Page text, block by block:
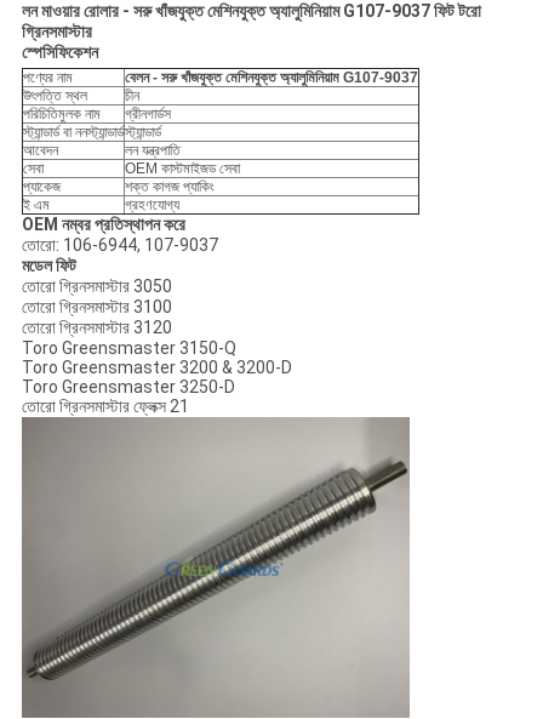
লন মাওয়ার রোলার - সরু খাঁজযুক্ত মেশিনযুক্ত অ্যালুমিনিয়াম G107-9037 ফিট টরো
গ্রিনসমাস্টার
স্পেসিফিকেশন
পণ্যের নাম
বেলন - সরু খাঁজযুক্ত মেশিনযুক্ত অ্যালুমিনিয়াম G107-9037
উৎপত্তি স্থল
চীন
পরিচিতিমুলক নাম
গ্রীনগার্ডস
স্ট্যান্ডার্ড বা ননস্ট্যান্ডার্ডস্ট্যান্ডার্ড
আবেদন
লন যন্ত্রপাতি
সেবা
OEM কাস্টমাইজড সেবা
প্যাকেজ
শক্ত কাগজ প্যাকিং
ই এম
গ্রহণযোগ্য
OEM নম্বর প্রতিস্থাপন করে
তোরো: 106-6944, 107-9037
মডেল ফিট
তোরো গ্রিনসমাস্টার 3050
তোরো গ্রিনসমাস্টার 3100
তোরো গ্রিনসমাস্টার 3120
Toro Greensmaster 3150-Q
Toro Greensmaster 3200 & 3200-D
Toro Greensmaster 3250-D
তোরো গ্রিনসমাস্টার ফ্লেক্স 21